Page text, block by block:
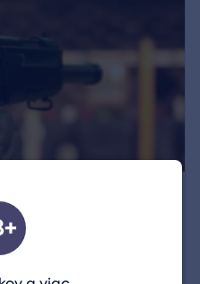
Lozorno